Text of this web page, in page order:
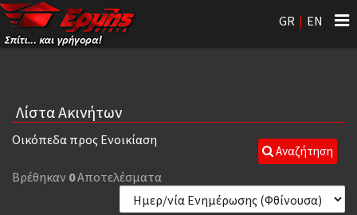
GR | EN
Λίστα Ακινήτων
Αναζήτηση
Οικόπεδα προς Ενοικίαση
Βρέθηκαν 0Αποτελέσματα